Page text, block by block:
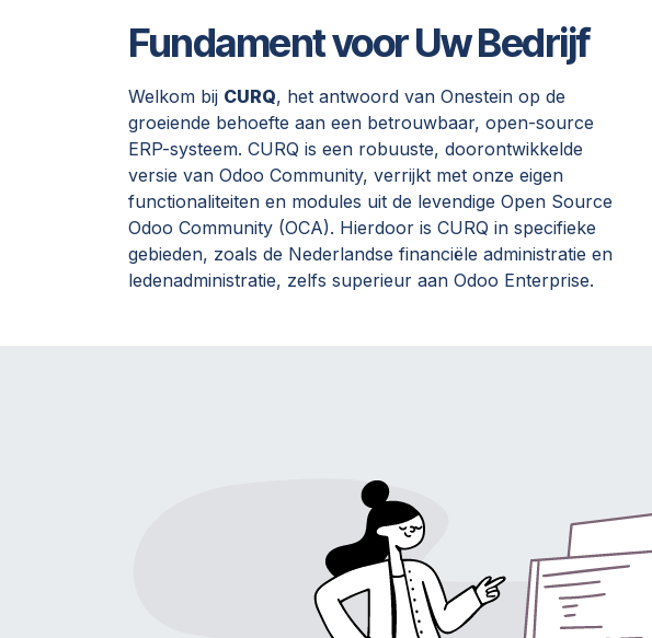
Fundament voor Uw Bedrijf
Welkom bij CURQ, het antwoord van Onestein op de
groeiende behoefte aan een betrouwbaar, open-source
ERP-systeem. CURQ is een robuuste, doorontwikkelde
versie van Odoo Community, verrijkt met onze eigen
functionaliteiten en modules uit de levendige Open Source
Odoo Community (OCA). Hierdoor is CURQ in specifieke
gebieden, zoals de Nederlandse financiële administratie en
ledenadministratie, zelfs superieur aan Odoo Enterprise.